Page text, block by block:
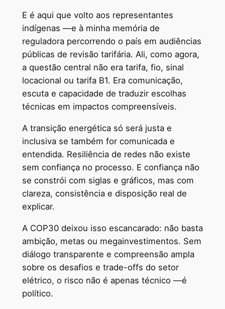
E é aqui que volto aos representantes
indígenas —e à minha memória de
reguladora percorrendo o país em audiências
públicas de revisão tarifária. Ali, como agora,
a questão central não era tarifa, fio, sinal
locacional ou tarifa B1. Era comunicação,
escuta e capacidade de traduzir escolhas
técnicas em impactos compreensíveis.
A transição energética só será justa e
inclusiva se também for comunicada e
entendida. Resiliência de redes não existe
sem confiança no processo. E confiança não
se constrói com siglas e gráficos, mas com
clareza, consistência e disposição real de
explicar.
A COP30 deixou isso escancarado: não basta
ambição, metas ou megainvestimentos. Sem
diálogo transparente e compreensão ampla
sobre os desafios e trade-offs do setor
elétrico, o risco não é apenas técnico —é
político.